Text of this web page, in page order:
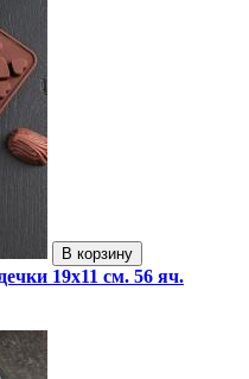
В корзину
19х11 см. 56 яч.